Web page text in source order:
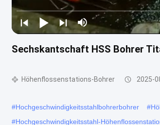
Sechskantschaft HSS Bohrer
Höhenflossenstations-Bohrer 2025-
#Hochgeschwindigkeitsstahlbohrerbohrer #
#Hochgeschwindigkeitsstahl-